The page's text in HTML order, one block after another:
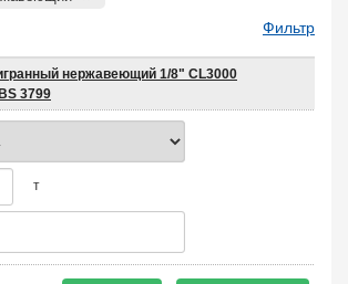
Фильтр
нержавеющий 1/8" CL3000
3799
т